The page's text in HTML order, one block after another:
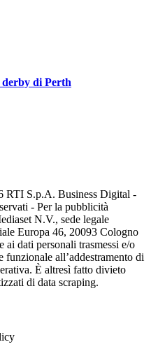
di Perth
RTI S.p.A. Business Digital -
- Per la pubblicità
N.V., sede legale
Europa 46, 20093 Cologno
ai dati personali trasmessi e/o
all’addestramento di
È altresì fatto divieto
di data scraping.